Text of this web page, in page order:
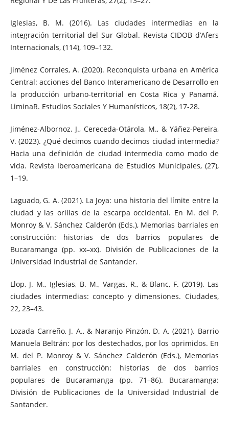
Iglesias, B. M. (2016). Las ciudades intermedias en la
integración territorial del Sur Global. Revista CIDOB d’Afers
Internacionals, (114), 109–132.
Jiménez Corrales, A. (2020). Reconquista urbana en América
Central: acciones del Banco Interamericano de Desarrollo en
la producción urbano-territorial en Costa Rica y Panamá.
LiminaR. Estudios Sociales Y Humanísticos, 18(2), 17-28.
Jiménez-Albornoz, J., Cereceda-Otárola, M., & Yáñez-Pereira,
V. (2023). ¿Qué decimos cuando decimos ciudad intermedia?
Hacia una definición de ciudad intermedia como modo de
vida. Revista Iberoamericana de Estudios Municipales, (27),
1–19.
Laguado, G. A. (2021). La Joya: una historia del límite entre la
ciudad y las orillas de la escarpa occidental. En M. del P.
Monroy & V. Sánchez Calderón (Eds.), Memorias barriales en
construcción: historias de dos barrios populares de
Bucaramanga (pp. xx–xx). División de Publicaciones de la
Universidad Industrial de Santander.
Llop, J. M., Iglesias, B. M., Vargas, R., & Blanc, F. (2019). Las
ciudades intermedias: concepto y dimensiones. Ciudades,
22, 23–43.
Lozada Carreño, J. A., & Naranjo Pinzón, D. A. (2021). Barrio
Manuela Beltrán: por los destechados, por los oprimidos. En
M. del P. Monroy & V. Sánchez Calderón (Eds.), Memorias
barriales en construcción: historias de dos barrios
populares de Bucaramanga (pp. 71–86). Bucaramanga:
División de Publicaciones de la Universidad Industrial de
Santander.